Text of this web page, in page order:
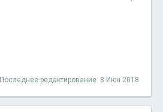
Последнее редактирование: 8 Июн 2018